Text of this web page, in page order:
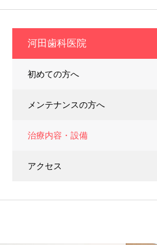
河田歯科医院
初めての方へ
メンテナンスの方へ
治療内容・設備
アクセス